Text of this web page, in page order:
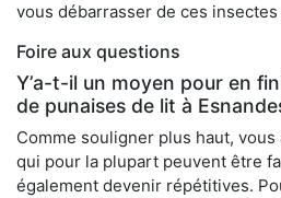
vous débarrasser de ces
Foire aux questions
Y’a-t-il un moyen pour en
de punaises de lit à
Comme souligner plus haut,
qui pour la plupart peuvent être
également devenir répétitives.